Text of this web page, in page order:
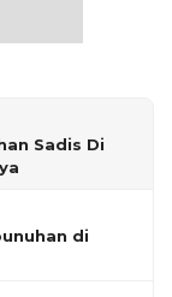
Sadis Di
di